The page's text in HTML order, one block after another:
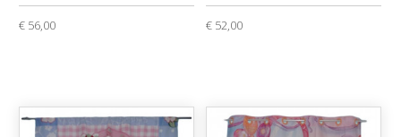
€ 56,00 € 52,00